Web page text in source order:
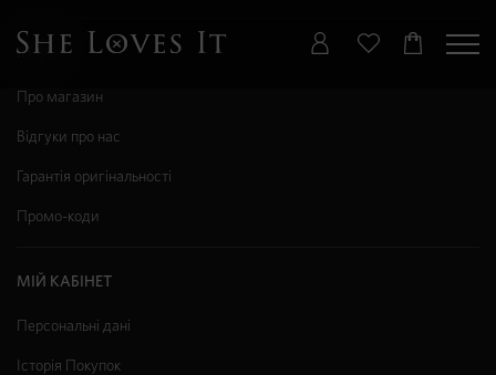
ІНФО
Про магазин
Відгуки про нас
Гарантія оригінальності
Промо-коди
МІЙ КАБІНЕТ
Персональні дані
Історія Покупок